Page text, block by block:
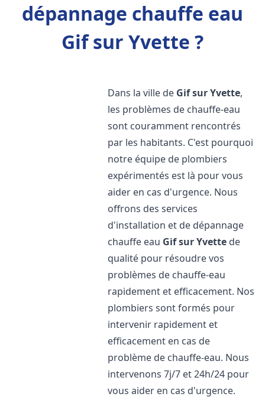
dépannage chauffe eau
Gif sur Yvette ?
Dans la ville de Gif sur Yvette,
les problèmes de chauffe-eau
sont couramment rencontrés
par les habitants. C'est pourquoi
notre équipe de plombiers
expérimentés est là pour vous
aider en cas d'urgence. Nous
offrons des services
d'installation et de dépannage
chauffe eau Gif sur Yvette de
qualité pour résoudre vos
problèmes de chauffe-eau
rapidement et efficacement. Nos
plombiers sont formés pour
intervenir rapidement et
efficacement en cas de
problème de chauffe-eau. Nous
intervenons 7j/7 et 24h/24 pour
vous aider en cas d'urgence.